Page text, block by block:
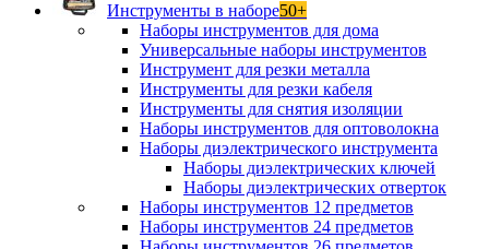
Инструменты в наборе50+
Наборы инструментов для дома
Универсальные наборы инструментов
Инструмент для резки металла
Инструменты для резки кабеля
Инструменты для снятия изоляции
Наборы инструментов для оптоволокна
Наборы диэлектрического инструмента
Наборы диэлектрических ключей
Наборы диэлектрических отверток
Наборы инструментов 12 предметов
Наборы инструментов 24 предметов